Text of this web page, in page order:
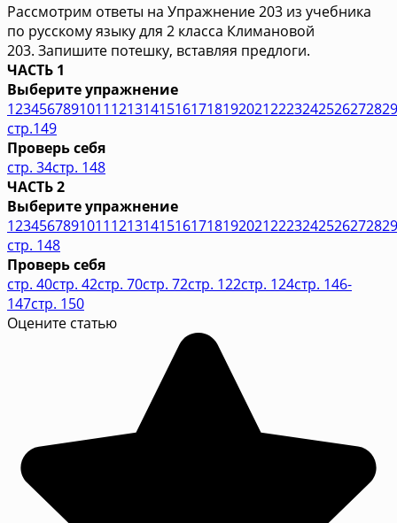
Рассмотрим ответы на Упражнение 203 из учебника
по русскому языку для 2 класса Климановой
203. Запишите потешку, вставляя предлоги.
ЧАСТЬ 1
Выберите упражнение
1234567891011121314151617181920212223242526272829
стр.149
Проверь себя
стр. 34стр. 148
ЧАСТЬ 2
Выберите упражнение
1234567891011121314151617181920212223242526272829
стр. 148
Проверь себя
стр. 40стр. 42стр. 70стр. 72стр. 122стр. 124стр. 146-
147стр. 150
Оцените статью